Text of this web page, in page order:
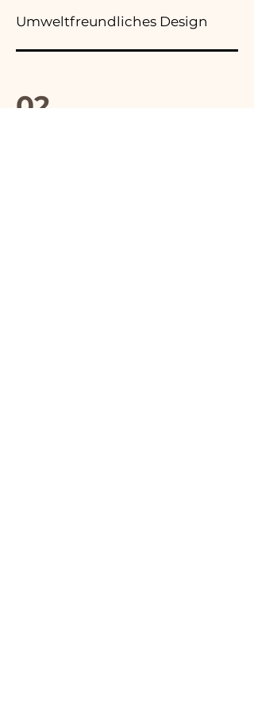
Umweltfreundliches Design
02.